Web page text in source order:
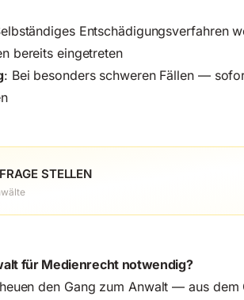
Entschädigungsverfahren
bereits eingetreten
: Bei besonders schweren Fällen —
STELLEN
für Medienrecht notwendig?
den Gang zum Anwalt — aus